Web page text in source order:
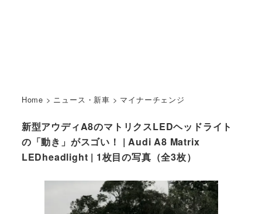
Home > ニュース・新車 > マイナーチェンジ
新型アウディA8のマトリクスLEDヘッドライト
の「動き」がスゴい！ | Audi A8 Matrix
LEDheadlight | 1枚目の写真（全3枚）